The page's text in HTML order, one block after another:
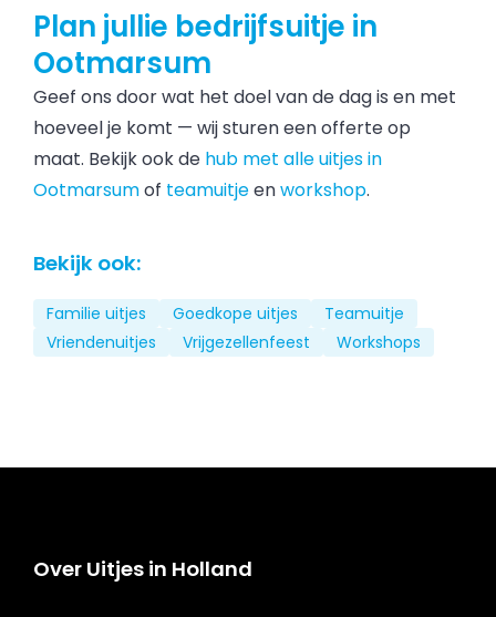
Plan jullie bedrijfsuitje in
Ootmarsum
Geef ons door wat het doel van de dag is en met
hoeveel je komt — wij sturen een offerte op
maat. Bekijk ook de hub met alle uitjes in
Ootmarsumof teamuitjeenworkshop.
Bekijk ook:
Familie uitjes Goedkope uitjes
Teamuitje
Vriendenuitjes
Vrijgezellenfeest Workshops
Over Uitjes in Holland